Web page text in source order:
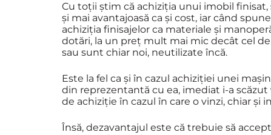
Cu toții știm că achiziția unui imobil
și mai avantajoasă ca și cost, iar când
achiziția finisajelor ca materiale și
dotări, la un preț mult mai mic decât cel
sau sunt chiar noi, neutilizate încă.
Este la fel ca și în cazul achiziției unei
din reprezentantă cu ea, imediat i-a
de achiziție în cazul în care o vinzi, chiar și
Însă, dezavantajul este că trebuie să